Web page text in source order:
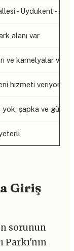
- Uydukent -
alanı var
ve kamelyalar var,
hizmeti veriyor
yok, şapka ve güneş
Giriş
sorunun
Parkı'nın